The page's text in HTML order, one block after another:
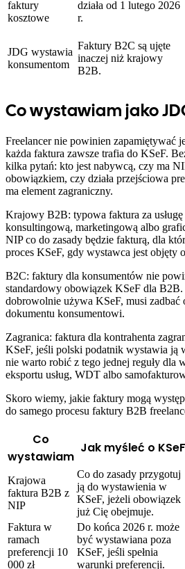
faktury
kosztowe
działa od 1 lutego 2026
r.
JDG wystawia
konsumentom
Faktury B2C są ujęte
inaczej niż krajowy
B2B.
Co wystawiam jako
Freelancer nie powinien zapamiętywać
każda faktura zawsze trafia do KSeF.
kilka pytań: kto jest nabywcą, czy ma
obowiązkiem, czy działa przejściowa
ma element zagraniczny.
Krajowy B2B: typowa faktura za usługę
konsultingową, marketingową albo
NIP co do zasady będzie fakturą, dla
proces KSeF, gdy wystawca jest objęty
B2C: faktury dla konsumentów nie
standardowy obowiązek KSeF dla B2B.
dobrowolnie używa KSeF, musi zadbać
dokumentu konsumentowi.
Zagranica: faktura dla kontrahenta
KSeF, jeśli polski podatnik wystawia ją
nie warto robić z tego jednej reguły dla
eksportu usług, WDT albo
Skoro wiemy, jakie faktury mogą
do samego procesu faktury B2B
Co
wystawiam
Jak myśleć o KSeF
Krajowa
faktura B2B z
NIP
Co do zasady przygotuj
ją do wystawienia w
KSeF, jeżeli obowiązek
już Cię obejmuje.
Faktura w
ramach
preferencji 10
000 zł
Do końca 2026 r. może
być wystawiana poza
KSeF, jeśli spełnia
warunki preferencji.